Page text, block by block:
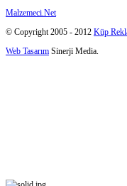
Malzemeci.Net
© Copyright 2005 - 2012 Küp
Web Tasarım Sinerji Media.